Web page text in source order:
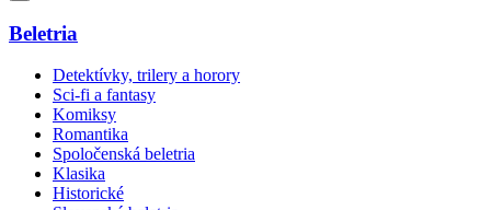
Beletria
Detektívky, trilery a horory
Sci-fi a fantasy
Komiksy
Romantika
Spoločenská beletria
Klasika
Historické